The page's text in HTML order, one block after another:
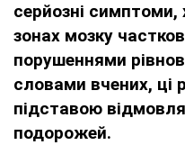
серйозні симптоми,
зонах мозку
порушеннями
словами вчених, ці
підставою
подорожей.